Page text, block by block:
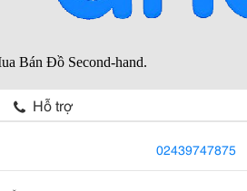
Hỗ trợ
02439747875